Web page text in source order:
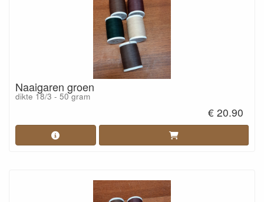
Naaigaren groen
dikte 18/3 - 50 gram
€ 20.90